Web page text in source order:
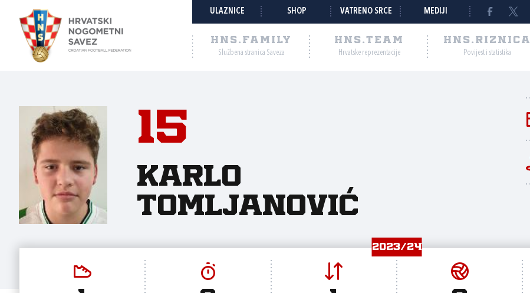
ULAZNICE SHOP VATRENO SRCE MEDIJI
HNS.FAMILY
Službena stranica Saveza
HNS.TEAM
Hrvatske reprezentacije
HNS.RIZNICA
Povijest i statistika
15
Karlo
Tomljanović
2023/24